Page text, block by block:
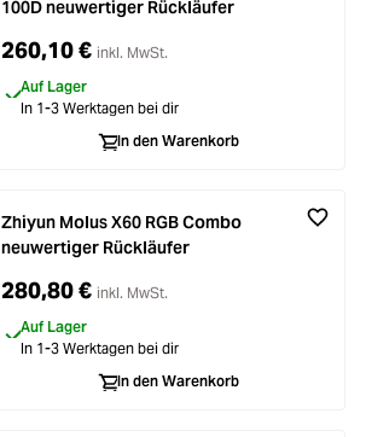
100D neuwertiger Rückläufer
260,10 € inkl. MwSt.
Auf Lager
In 1-3 Werktagen bei dir
In den Warenkorb
Zhiyun Molus X60 RGB Combo
neuwertiger Rückläufer
280,80 € inkl. MwSt.
Auf Lager
In 1-3 Werktagen bei dir
In den Warenkorb